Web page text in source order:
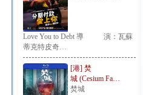
Love You to Debt 導 演：瓦蘇
蒂克特皮奇…
[港] 焚
城 (Cesium Fa…
焚城